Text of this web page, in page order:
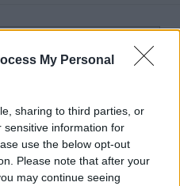
My Personal
sharing to third parties, or
sensitive information for
use the below opt-out
Please note that after your
may continue seeing
och tysken är även värdelös
tysk har ingen humor och
från USA och UK. Sverige
som har en egen
Länder som Norge
i tecknade serier. Detta